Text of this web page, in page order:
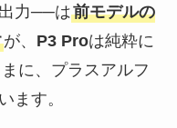
力──は前モデルの
が、 P3 Proは純粋に
に、プラスアルフ
ます。